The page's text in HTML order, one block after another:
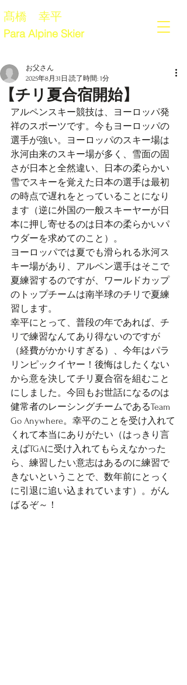
髙橋 幸平
Para Alpine Skier
【チリ夏合宿開始】
お父さん
2025年8月31日 読了時間: 1分
アルペンスキー競技は、ヨーロッパ発
祥のスポーツです。今もヨーロッパの
選手が強い。ヨーロッパのスキー場は
氷河由来のスキー場が多く、雪面の固
さが日本と全然違い、日本の柔らかい
雪でスキーを覚えた日本の選手は最初
の時点で遅れをとっていることになり
ます（逆に外国の一般スキーヤーが日
本に押し寄せるのは日本の柔らかいパ
ウダーを求めてのこと）。
ヨーロッパでは夏でも滑られる氷河ス
キー場があり、アルペン選手はそこで
夏練習するのですが、ワールドカップ
のトップチームは南半球のチリで夏練
習します。
幸平にとって、普段の年であれば、チ
リで練習なんてあり得ないのですが
（経費がかかりすぎる）、今年はパラ
リンピックイヤー！後悔はしたくない
から意を決してチリ夏合宿を組むこと
にしました。今回もお世話になるのは
健常者のレーシングチームであるTeam
Go Anywhere。幸平のことを受け入れて
くれて本当にありがたい（はっきり言
えばTGAに受け入れてもらえなかった
ら、練習したい意志はあるのに練習で
きないということで、数年前にとっく
に引退に追い込まれています）。がん
ばるぞ～！